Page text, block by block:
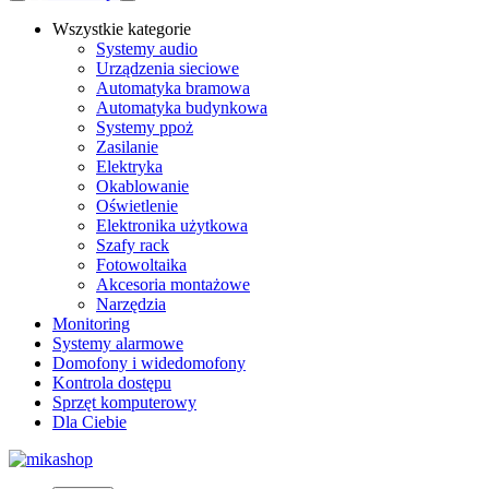
Wszystkie kategorie
Systemy audio
Urządzenia sieciowe
Automatyka bramowa
Automatyka budynkowa
Systemy ppoż
Zasilanie
Elektryka
Okablowanie
Oświetlenie
Elektronika użytkowa
Szafy rack
Fotowoltaika
Akcesoria montażowe
Narzędzia
Monitoring
Systemy alarmowe
Domofony i widedomofony
Kontrola dostępu
Sprzęt komputerowy
Dla Ciebie